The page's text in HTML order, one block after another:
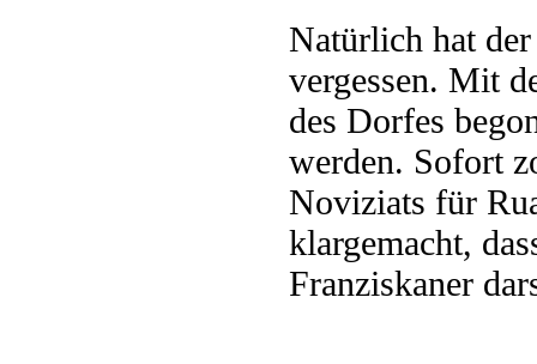
Natürlich hat
vergessen. Mit
des Dorfes
werden. Sofort
Noviziats für
klargemacht,
Franziskaner